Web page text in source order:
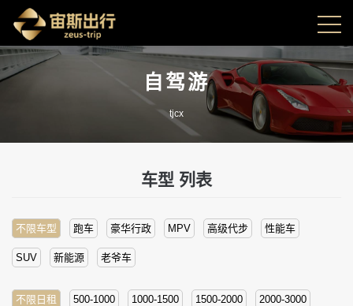
自驾游
tjcx
车型 列表
不限车型 跑车 豪华行政 MPV 高级代步 性能车
SUV 新能源 老爷车
不限日租 500-1000 1000-1500 1500-2000 2000-3000